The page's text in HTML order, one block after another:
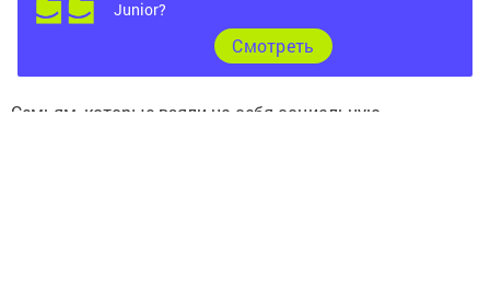
Семьям, которые взяли на себя социальную
Junior?
Cмотреть